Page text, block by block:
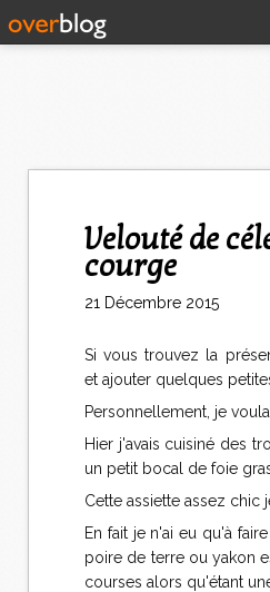
Velouté de céleri aux marrons et au foie gras et à l'huile de pépin de
courge
21 Décembre 2015
Si vous trouvez la
et ajouter quelques
Personnellement, je
Hier j'avais cuisiné des
un petit bocal de foie
Cette assiette assez chic
En fait je n'ai eu qu'à
poire de terre ou yakon
courses alors qu'étant